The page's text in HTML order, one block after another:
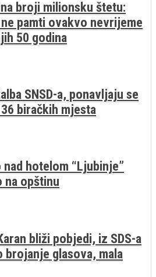
broji milionsku štetu:
pamti ovakvo nevrijeme
50 godina
SNSD-a, ponavljaju se
biračkih mjesta
hotelom “Ljubinje”
na opštinu
bliži pobjedi, iz SDS-a
brojanje glasova, mala